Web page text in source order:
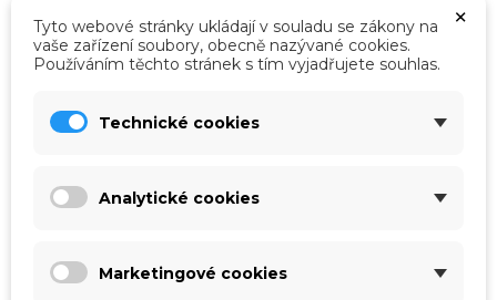
Úprava vody
×
Tyto webové stránky ukládají v souladu se zákony na
vaše zařízení soubory, obecně nazývané cookies.
Používáním těchto stránek s tím vyjadřujete souhlas.
Technické cookies
Analytické cookies
Marketingové cookies